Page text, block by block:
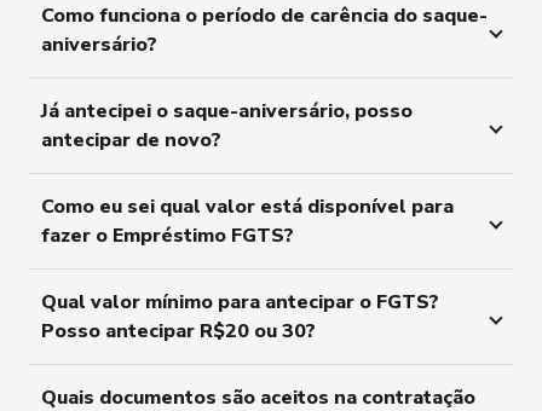
Como funciona o período de carência do saque-
aniversário?
Já antecipei o saque-aniversário, posso
antecipar de novo?
Como eu sei qual valor está disponível para
fazer o Empréstimo FGTS?
Qual valor mínimo para antecipar o FGTS?
Posso antecipar R$20 ou 30?
Quais documentos são aceitos na contratação